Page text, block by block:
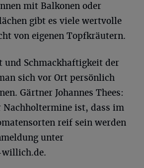
mit Balkonen oder
gibt es viele wertvolle
von eigenen Topfkräutern.
und Schmackhaftigkeit der
sich vor Ort persönlich
Gärtner Johannes Thees:
Nachholtermine ist, dass im
reif sein werden
unter
willich.de.